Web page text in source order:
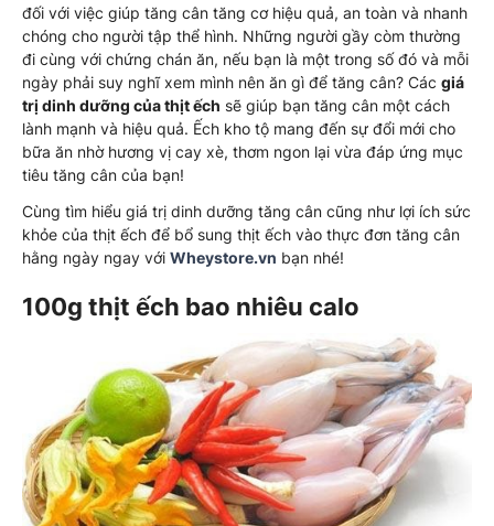
đối với việc giúp tăng cân tăng cơ hiệu quả, an toàn và nhanh
chóng cho người tập thể hình. Những người gầy còm thường
đi cùng với chứng chán ăn, nếu bạn là một trong số đó và mỗi
ngày phải suy nghĩ xem mình nên ăn gì để tăng cân? Các giá
trị dinh dưỡng của thịt ếch sẽ giúp bạn tăng cân một cách
lành mạnh và hiệu quả. Ếch kho tộ mang đến sự đổi mới cho
bữa ăn nhờ hương vị cay xè, thơm ngon lại vừa đáp ứng mục
tiêu tăng cân của bạn!
Cùng tìm hiểu giá trị dinh dưỡng tăng cân cũng như lợi ích sức
khỏe của thịt ếch để bổ sung thịt ếch vào thực đơn tăng cân
hằng ngày ngay với Wheystore.vn bạn nhé!
100g thịt ếch bao nhiêu calo